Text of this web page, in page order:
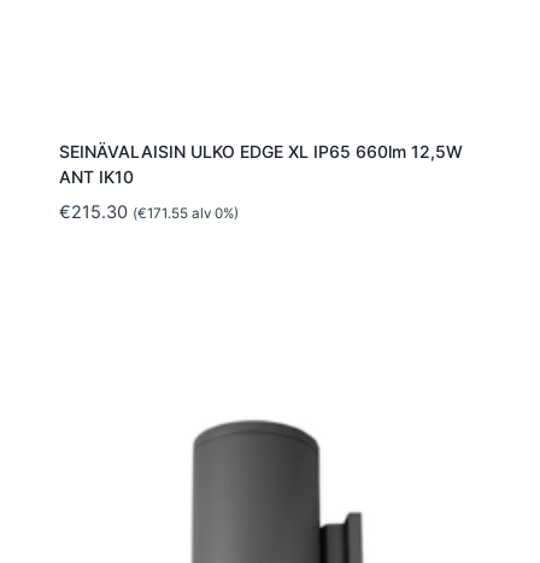
SEINÄVALAISIN ULKO EDGE XL IP65 660lm 12,5W
ANT IK10
€215.30 (€171.55alv 0%)